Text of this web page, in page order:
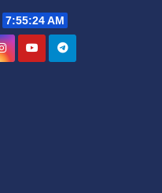
7:55:24 AM